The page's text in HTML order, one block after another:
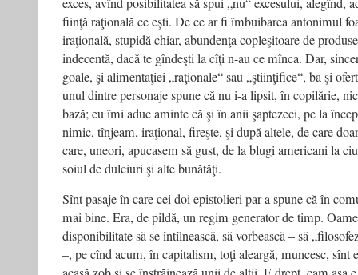
fiinţă raţională ce eşti. De ce ar fi îmbuibarea antonimul
iraţională, stupidă chiar, abundenţa copleşitoare de
indecentă, dacă te gîndeşti la cîţi n-au ce mînca. Dar,
goale, şi alimentaţiei „raţionale“ sau „ştiinţifice“, ba şi
unul dintre personaje spune că nu i-a lipsit, în copilărie,
bază; eu îmi aduc aminte că şi în anii şaptezeci, pe la
nimic, tînjeam, iraţional, fireşte, şi după altele, de care
care, uneori, apucasem să gust, de la blugi americani la
soiul de dulciuri şi alte bunătăţi.
Sînt pasaje în care cei doi epistolieri par a spune că în
mai bine. Era, de pildă, un regim generator de timp.
disponibilitate să se întîlnească, să vorbească – să
–, pe cînd acum, în capitalism, toţi aleargă, muncesc, sînt